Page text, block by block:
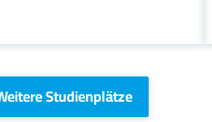
Studienplätze